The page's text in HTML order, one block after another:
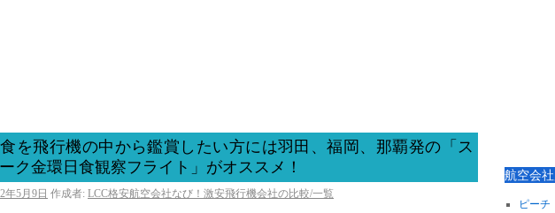
を飛行機の中から鑑賞したい方には羽田、福岡、那覇発の「ス
ク金環日食観察フライト」がオススメ！
年5月9日 作成者: LCC格安航空会社なび！激安飛行機会社の比較/一覧
航空会
ピーチ